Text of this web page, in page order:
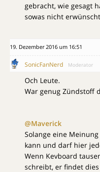
gebracht, wie gesagt
sowas nicht
19. Dezember 2016 um 16:51
SonicFanNerd Moderator
Och Leute.
War genug Zündstoff
@Maverick
Solange eine
kann und darf hier
Wenn Kevboard
schreibt, er findet